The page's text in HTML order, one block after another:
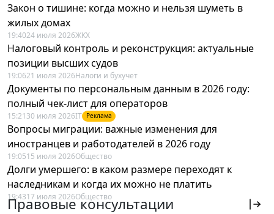
Закон о тишине: когда можно и нельзя шуметь в
жилых домах
19:4024 июля 2026ЖКХ
Налоговый контроль и реконструкция: актуальные
позиции высших судов
19:0621 июля 2026Налоги и бухучет
Документы по персональным данным в 2026 году:
полный чек-лист для операторов
15:21 30 июля 2026IT Реклама
Вопросы миграции: важные изменения для
иностранцев и работодателей в 2026 году
19:0515 июля 2026Общество
Долги умершего: в каком размере переходят к
наследникам и когда их можно не платить
19:4317 июля 2026Общество
Правовые консультации